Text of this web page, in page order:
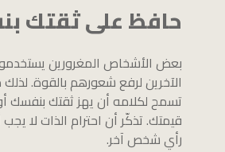
حافظ على ثقتك
بعض الأشخاص المغرورين
الآخرين لرفع شعورهم بالقوة.
تسمح لكلامه أن يهز ثقتك بنفسك
قيمتك. تذكّر أن احترام الذات لا
رأي شخص آخر.